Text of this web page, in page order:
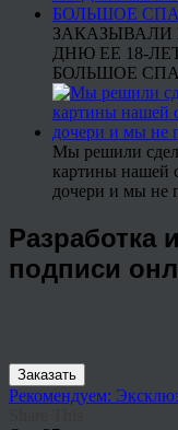
ЗАКАЗЫВАЛИ
ДНЮ ЕЕ 18-
БОЛЬШОЕ
Мы решили
картины нашей
дочери и мы не
Разработка
подписи
Заказать
Рекомендуем: